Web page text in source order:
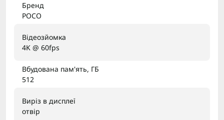
Бренд
POCO
Відеозйомка
4K @ 60fps
Вбудована пам'ять, ГБ
512
Виріз в дисплеї
отвір